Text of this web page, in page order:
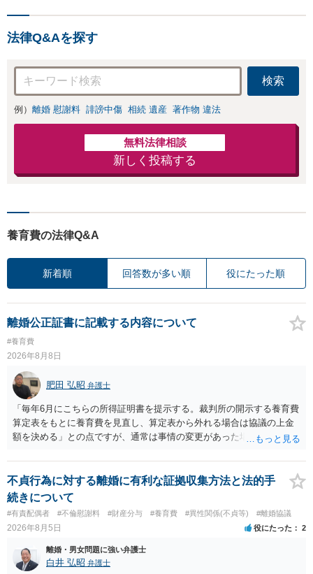
弟、親戚とのトラブル
沢駅30秒】
法律Q&Aを探す
検索
例） 離婚 慰謝料 誹謗中傷 相続 遺産 著作物 違法
無料法律相談
新しく投稿する
養育費の法律Q&A
新着順 回答数が多い順 役にたった順
離婚公正証書に記載する内容について
#養育費
2026年8月8日
肥田 弘昭 弁護士
「毎年6月にこちらの所得証明書を提示する。裁判所の開示する養育費
算定表をもとに養育費を見直し、算定表から外れる場合は協議の上金
額を決める」との点ですが、通常は事情の変更があった場合に変更し
来なかった事情の変更により双方協議の上増減出来る」と「通知義務
に勤務先」が含まれているので、私に収入が入った事は相手に通知が
行く事になり、上記のような文言が無くても養育費の見直しは適宜出
来るかと思うのですが違うのでしょうか？との点はそのとおりかと思
います。養育費は事情の変更があった場合に変更するので毎年見直す
ことはあまりないです。ご参考にしてください。
不貞行為に対する離婚に有利な証拠収集方法と法的手
続きについて
#有責配偶者 #不倫慰謝料 #財産分与 #養育費 #異性関係(不貞等) #離婚協議
2026年8月5日 役にたった 2
離婚・男女問題に強い弁護士
白井 弘昭 弁護士